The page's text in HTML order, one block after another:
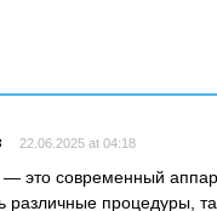
22.06.2025 at 04:18
это современный
различные процедуры,